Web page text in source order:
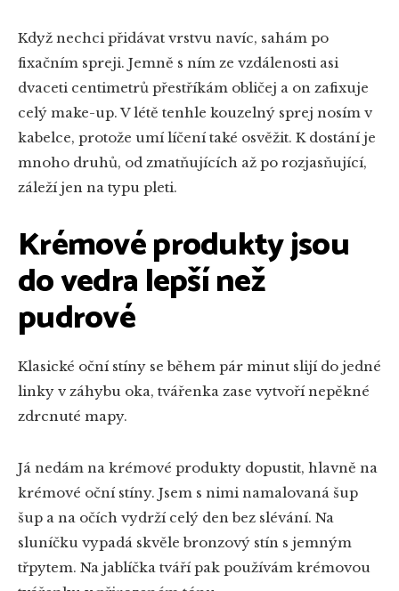
Když nechci přidávat vrstvu navíc, sahám po
fixačním spreji. Jemně s ním ze vzdálenosti asi
dvaceti centimetrů přestříkám obličej a on zafixuje
celý make-up. V létě tenhle kouzelný sprej nosím v
kabelce, protože umí líčení také osvěžit. K dostání je
mnoho druhů, od zmatňujících až po rozjasňující,
záleží jen na typu pleti.
Krémové produkty jsou
do vedra lepší než
pudrové
Klasické oční stíny se během pár minut slijí do jedné
linky v záhybu oka, tvářenka zase vytvoří nepěkné
zdrcnuté mapy.
Já nedám na krémové produkty dopustit, hlavně na
krémové oční stíny. Jsem s nimi namalovaná šup
šup a na očích vydrží celý den bez slévání. Na
sluníčku vypadá skvěle bronzový stín s jemným
třpytem. Na jablíčka tváří pak používám krémovou